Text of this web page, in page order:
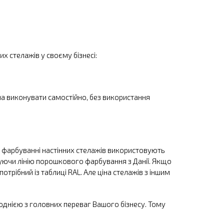
стелажів у своєму бізнесі:
самостійно, без використання
настінних стелажів використовують
лінію порошкового фарбування з Данії. Якщо
із таблиці RAL. Але ціна стелажів з іншим
з головних переваг Вашого бізнесу. Тому